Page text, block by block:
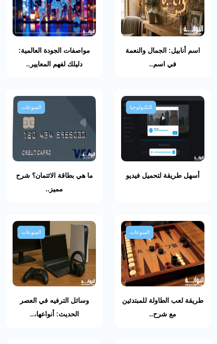
اسم أنابيل: الجمال والنعمة
في اسم..
مواصفات الجودة العالمية:
دليلك لفهم المعايير..
التكنولوجيا
أسهل طريقة لتحميل فيديو
المنوعات
ما هي بطاقة الائتمان؟ شرح
مميز..
المنوعات
طريقة لعب الطاولة للمبتدئين
مع شرح..
المنوعات
وسائل الترفيه في العصر
الحديث: أنواعها،..